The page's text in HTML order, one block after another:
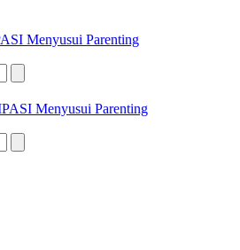
Menyusui Parenting
Menyusui Parenting